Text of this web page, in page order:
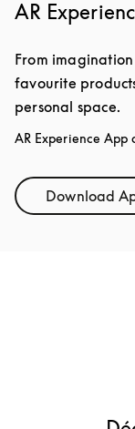
AR
From
favourite
personal space.
AR Experience
Download
Link